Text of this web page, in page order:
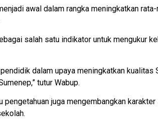
awal dalam rangka meningkatkan
salah satu indikator untuk mengukur
dalam upaya meningkatkan kualitas
tutur Wabup.
juga mengembangkan